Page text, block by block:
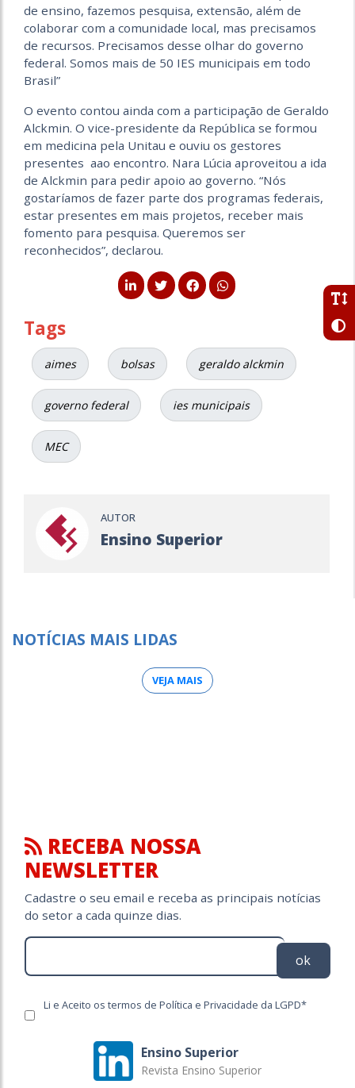
de ensino, fazemos pesquisa, extensão, além de
colaborar com a comunidade local, mas precisamos
de recursos. Precisamos desse olhar do governo
federal. Somos mais de 50 IES municipais em todo
Brasil”
O evento contou ainda com a participação de Geraldo
Alckmin. O vice-presidente da República se formou
em medicina pela Unitau e ouviu os gestores
presentes aao encontro. Nara Lúcia aproveitou a ida
de Alckmin para pedir apoio ao governo. “Nós
gostaríamos de fazer parte dos programas federais,
estar presentes em mais projetos, receber mais
fomento para pesquisa. Queremos ser
reconhecidos”, declarou.
Tags
aimes bolsas geraldo alckmin
governo federal ies municipais
MEC
AUTOR
Ensino Superior
NOTÍCIAS MAIS LIDAS
VEJA MAIS
RECEBA NOSSA
NEWSLETTER
Cadastre o seu email e receba as principais notícias
do setor a cada quinze dias.
ok
Li e Aceito os termos de Política e Privacidade da LGPD*
Ensino Superior
Revista Ensino Superior